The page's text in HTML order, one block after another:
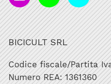
BICICULT SRL
Codice fiscale/Partita
Numero REA: 1361360